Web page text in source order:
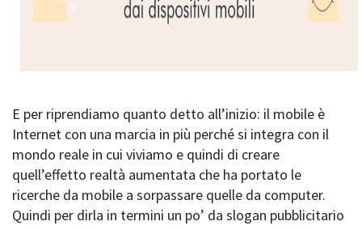
E per riprendiamo quanto detto all’inizio: il mobile è
Internet con una marcia in più perché si integra con il
mondo reale in cui viviamo e quindi di creare
quell’effetto realtà aumentata che ha portato le
ricerche da mobile a sorpassare quelle da computer.
Quindi per dirla in termini un po’ da slogan pubblicitario